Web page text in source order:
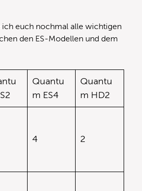
ich euch nochmal alle wichtigen
den ES-Modellen und dem
Quantu
m ES4
Quantu
m HD2
4 2